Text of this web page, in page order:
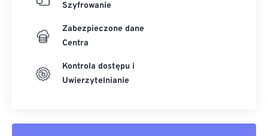
Szyfrowanie
Zabezpieczone dane
Centra
Kontrola dostępu i
Uwierzytelnianie